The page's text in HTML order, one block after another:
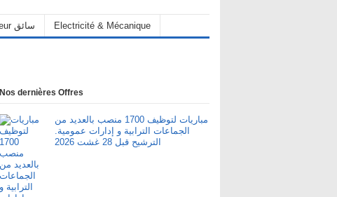
Chauffeur سائق Electricité & Mécanique
Nos dernières Offres
مباريات لتوظيف 1700 منصب بالعديد من
الجماعات الترابية و إدارات عمومية.
الترشيح قبل 28 غشت 2026